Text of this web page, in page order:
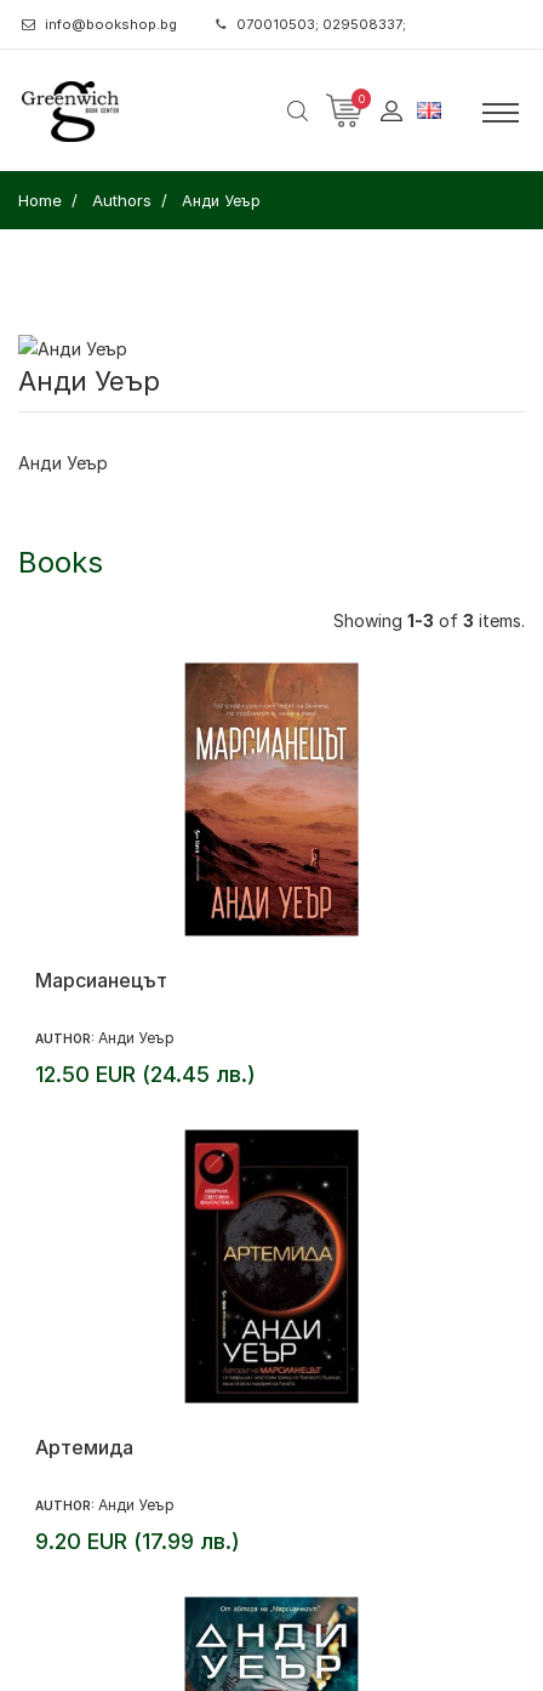
info@bookshop.bg 070010503; 029508337;
0
Home Authors Анди Уеър
Анди Уеър
Анди Уеър
Books
Showing 1-3 of 3 items.
Марсианецът
AUTHOR: Анди Уеър
12.50 EUR (24.45 лв.)
Артемида
AUTHOR: Анди Уеър
9.20 EUR (17.99 лв.)